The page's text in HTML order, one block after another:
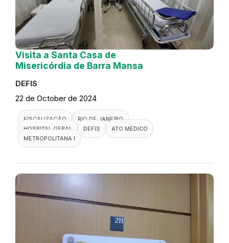
Visita a Santa Casa de
Misericórdia de Barra Mansa
DEFIS
22 de October de 2024
FISCALIZAÇÃO
RIO DE JANEIRO
HOSPITAL GERAL
DEFIS
ATO MÉDICO
METROPOLITANA I